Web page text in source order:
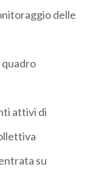
delle
attivi di
su